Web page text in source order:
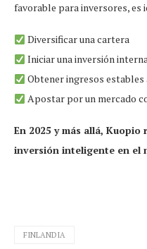
favorable para inversores, es
Diversificar una cartera
Iniciar una inversión
Obtener ingresos
Apostar por un mercado
En 2025 y más allá,
inversión inteligente en el
FINLANDIA